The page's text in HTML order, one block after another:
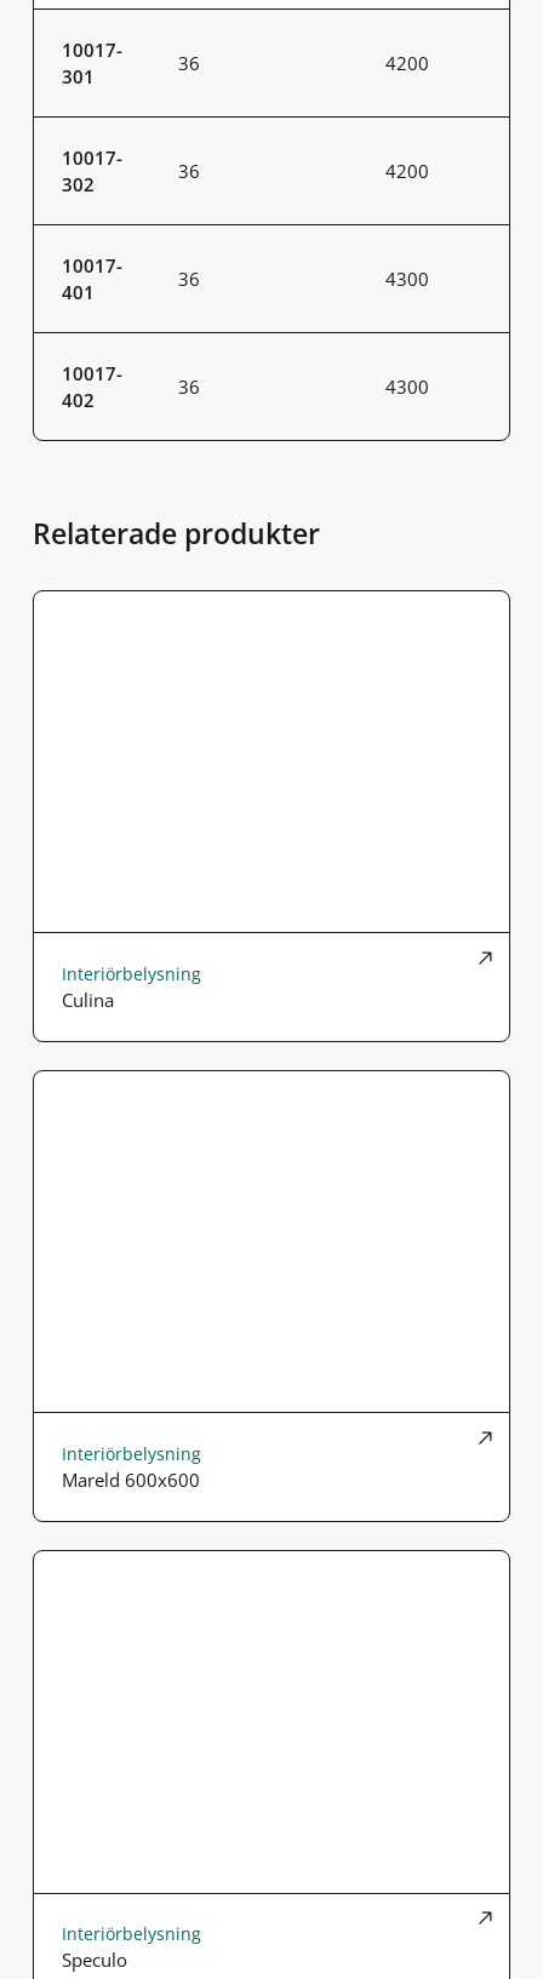
10017-
301
36 4200
10017-
302
36 4200
10017-
401
36 4300
10017-
402
36 4300
Relaterade produkter
Interiörbelysning
Culina
Interiörbelysning
Mareld 600x600
Interiörbelysning
Speculo